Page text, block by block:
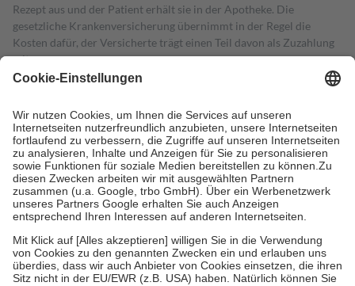
Rezept aus und der Patient erhält sie in der Apotheke. Die
gesetzliche Krankenversicherung übernimmt in der Regel die
Kosten dafür, der Versicherte trägt einen Teil davon als Zuzahlung
mit.
Grundsätzlich leisten Mitglieder Zuzahlungen in Höhe von zehn
höchstens zehn Euro.
Es sind jedoch nie mehr als die tatsächlichen
Kosten der Leistung zu entrichten.
Diese Regeln gelten grundsätzlich auch für Online-Apotheken.
Bei Heilmitteln und häuslicher Krankenpflege beträgt die
Zuzahlung zehn Prozent der Kosten sowie zehn Euro je
Verordnung.
Um das Engagement der Versicherten für ihre eigene Gesundheit zu
stärken und die besondere Stellung der Familie zu unterstützen,
fallenkeine Zuzahlungenan bei:
• Kindern und Jugendlichen bis zum vollendeten 18. Lebensjahr
mit Ausnahme der Fahrkosten